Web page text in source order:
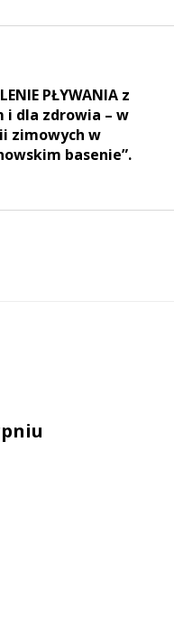
PŁYWANIA z
i dla zdrowia – w
zimowych w
basenie”.